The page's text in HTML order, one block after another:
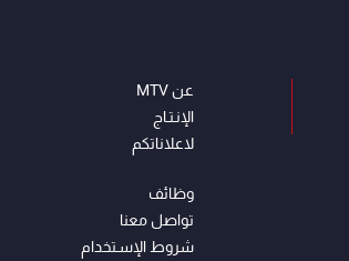
عن MTV
الإنـتـاج
لاعلاناتكم
وظائف
تواصل معنا
شروط الإسـتخدام